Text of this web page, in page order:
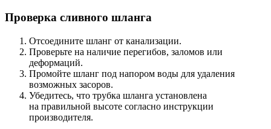
Проверка сливного шланга
Отсоедините шланг от канализации.
Проверьте на наличие перегибов, заломов или
деформаций.
Промойте шланг под напором воды для удаления
возможных засоров.
Убедитесь, что трубка шланга установлена
на правильной высоте согласно инструкции
производителя.